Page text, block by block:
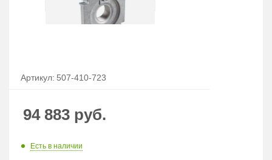
Артикул: 507-410-723
94 883 руб.
Есть в наличии